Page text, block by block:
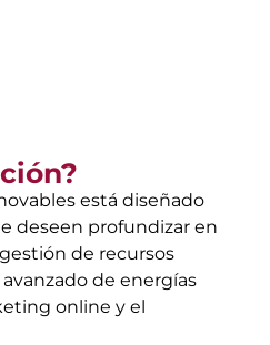
está diseñado
deseen profundizar en
de recursos
de energías
online y el